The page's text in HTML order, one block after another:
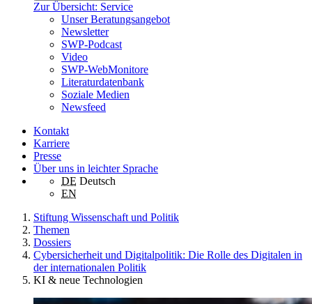
Zur Übersicht: Service
Unser Beratungsangebot
Newsletter
SWP-Podcast
Video
SWP-WebMonitore
Literaturdatenbank
Soziale Medien
Newsfeed
Kontakt
Karriere
Presse
Über uns in leichter Sprache
DE Deutsch
EN
Stiftung Wissenschaft und Politik
Themen
Dossiers
Cybersicherheit und Digitalpolitik: Die Rolle des Digitalen in
der internationalen Politik
KI & neue Technologien